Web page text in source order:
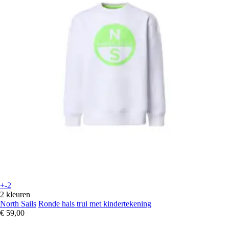
+-2
2 kleuren
North Sails Ronde hals trui met kindertekening
€ 59,00